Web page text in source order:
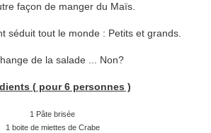
façon de manger du Maïs.
séduit tout le monde : Petits et grands.
de la salade ... Non?
( pour 6 personnes )
1 Pâte brisée
1 boite de miettes de Crabe